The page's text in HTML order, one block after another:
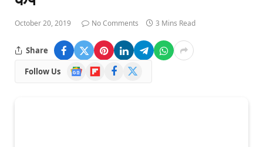
October 20, 2019 No Comments 3 Mins Read
Share
Follow Us
Google
News
FlipboardFacebook